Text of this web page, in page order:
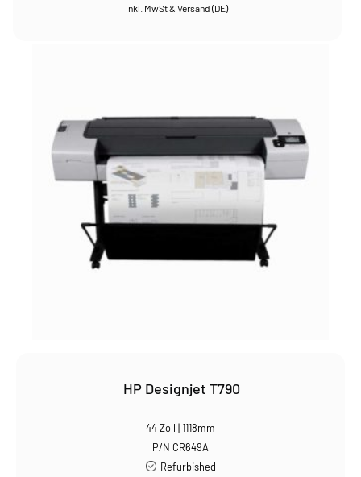
HP Designjet T790
44 Zoll | 1118mm
P/N CR649A
Refurbished